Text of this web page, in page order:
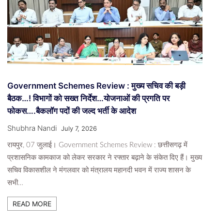
Government Schemes Review : मुख्य सचिव की बड़ी
बैठक…! विभागों को सख्त निर्देश…योजनाओं की प्रगति पर
फोकस….बैकलॉग पदों की जल्द भर्ती के आदेश
Shubhra Nandi July 7, 2026
रायपुर, 07 जुलाई। Government Schemes Review : छत्तीसगढ़ में
प्रशासनिक कामकाज को लेकर सरकार ने रफ्तार बढ़ाने के संकेत दिए हैं। मुख्य
सचिव विकासशील ने मंगलवार को मंत्रालय महानदी भवन में राज्य शासन के
सभी…
READ MORE